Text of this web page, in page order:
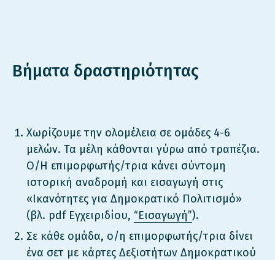
Βήματα δραστηριότητας
Χωρίζουμε την ολομέλεια σε ομάδες 4-6
μελών. Τα μέλη κάθονται γύρω από τραπέζια.
Ο/Η επιμορφωτής/τρια κάνει σύντομη
ιστορική αναδρομή και εισαγωγή στις
«Ικανότητες για Δημοκρατικό Πολιτισμό»
(βλ. pdf Εγχειριδίου, “Eισαγωγή”).
Σε κάθε ομάδα, ο/η επιμορφωτής/τρια δίνει
ένα σετ με κάρτες Δεξιοτήτων Δημοκρατικού